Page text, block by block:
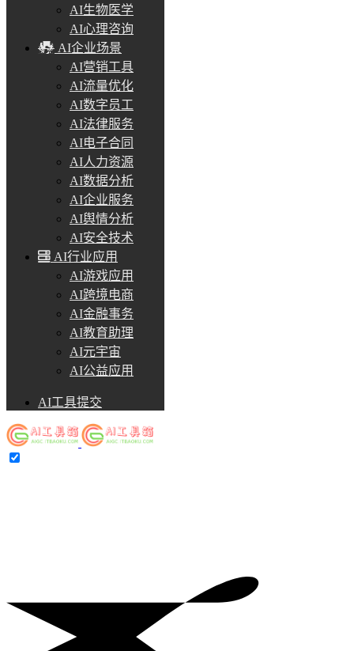
AI生物医学
AI心理咨询
AI企业场景
AI营销工具
AI流量优化
AI数字员工
AI法律服务
AI电子合同
AI人力资源
AI数据分析
AI企业服务
AI舆情分析
AI安全技术
AI行业应用
AI游戏应用
AI跨境电商
AI金融事务
AI教育助理
AI元宇宙
AI公益应用
AI工具提交